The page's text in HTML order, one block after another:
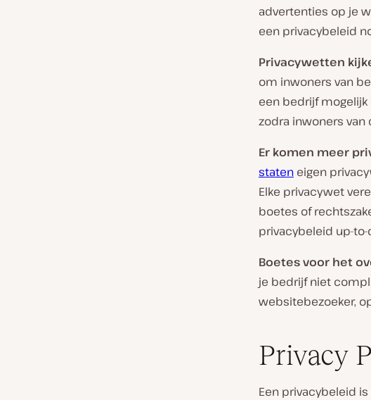
advertenties op je
een privacybeleid
Privacywetten
om inwoners van
een bedrijf
zodra inwoners
Er komen meer
staten eigen
Elke privacywet
boetes of
privacybeleid up-
Boetes voor het
je bedrijf niet
websitebezoeker,
Privacy
Een privacybeleid